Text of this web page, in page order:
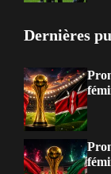
Dernières